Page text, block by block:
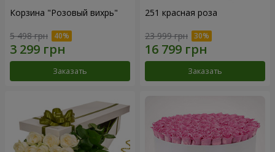
Корзина "Розовый вихрь"
5 498 грн
Заказать
251 красная роза
23 999 грн
Заказать